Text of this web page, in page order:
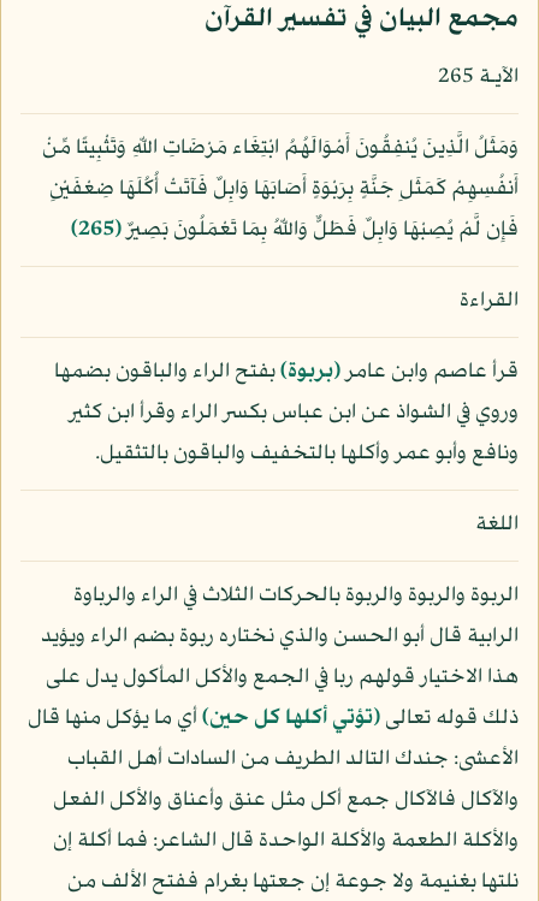
مجمع البيان في تفسير القرآن
الآيـة 265
وَمَثَلُ الَّذِينَ يُنفِقُونَ أَمْوَالَهُمُ ابْتِغَاء مَرْضَاتِ اللّهِ وَتَثْبِيتًا مِّنْ
أَنفُسِهِمْ كَمَثَلِ جَنَّةٍ بِرَبْوَةٍ أَصَابَهَا وَابِلٌ فَآتَتْ أُكُلَهَا ضِعْفَيْنِ
فَإِن لَّمْ يُصِبْهَا وَابِلٌ فَطَلٌّ وَاللّهُ بِمَا تَعْمَلُونَ بَصِيرٌ﴿265﴾
القراءة
قرأ عاصم وابن عامر﴿بربوة﴾بفتح الراء والباقون بضمها
وروي في الشواذ عن ابن عباس بكسر الراء وقرأ ابن كثير
ونافع وأبو عمر وأكلها بالتخفيف والباقون بالتثقيل.
اللغة
الربوة والربوة والربوة بالحركات الثلاث في الراء والرباوة
الرابية قال أبو الحسن والذي نختاره ربوة بضم الراء ويؤيد
هذا الاختيار قولهم ربا في الجمع والأكل المأكول يدل على
ذلك قوله تعالى﴿تؤتي أكلها كل حين﴾أي ما يؤكل منها قال
الأعشى: جندك التالد الطريف من السادات أهل القباب
والآكال فالآكال جمع أكل مثل عنق وأعناق والأكل الفعل
والأكلة الطعمة والأكلة الواحدة قال الشاعر: فما أكلة إن
نلتها بغنيمة ولا جوعة إن جعتها بغرام ففتح الألف من